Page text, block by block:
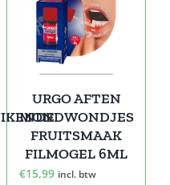
URGO AFTEN
MONDWONDJES
FRUITSMAAK
FILMOGEL 6ML
€15,99 incl. btw